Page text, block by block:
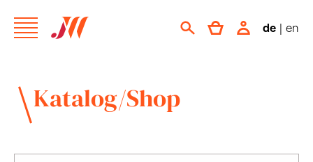
de | en
Katalog/Shop